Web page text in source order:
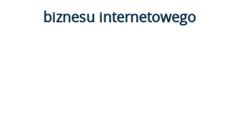
biznesu internetowego